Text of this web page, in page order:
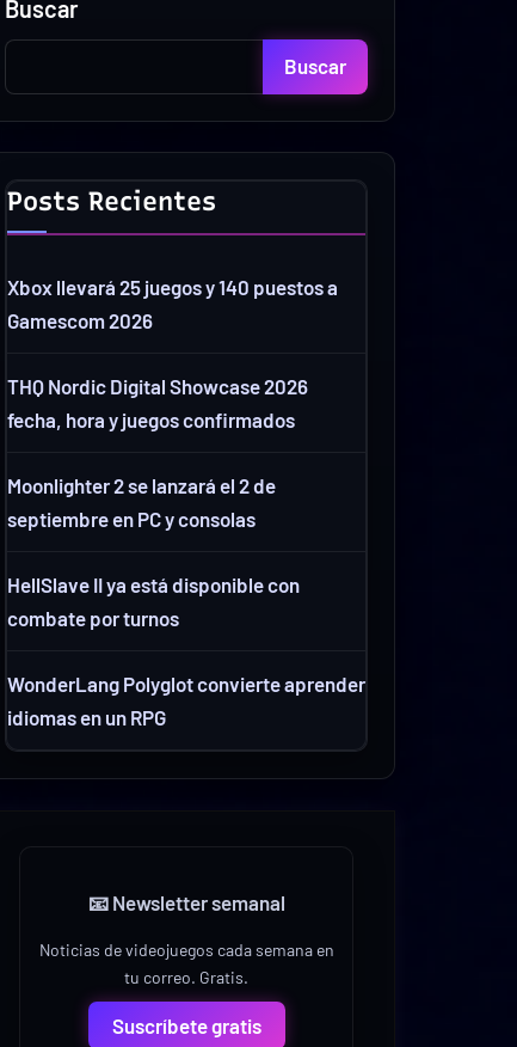
Buscar
Buscar
Posts Recientes
Xbox llevará 25 juegos y 140 puestos a
Gamescom 2026
THQ Nordic Digital Showcase 2026
fecha, hora y juegos confirmados
Moonlighter 2 se lanzará el 2 de
septiembre en PC y consolas
HellSlave II ya está disponible con
combate por turnos
WonderLang Polyglot convierte aprender
idiomas en un RPG
📧 Newsletter semanal
Noticias de videojuegos cada semana en
tu correo. Gratis.
Suscríbete gratis